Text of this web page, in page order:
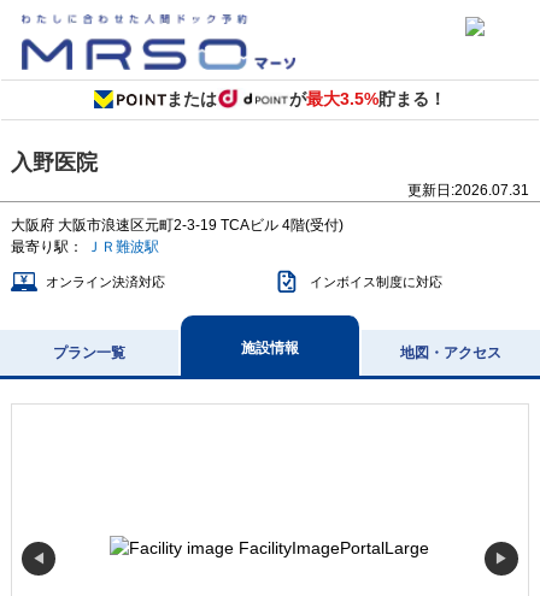
または が最大3.5%貯まる！
入野医院
更新日:2026.07.31
大阪府 大阪市浪速区元町2-3-19 TCAビル 4階(受付)
最寄り駅：
ＪＲ難波駅
オンライン決済対応 インボイス制度に対応
プラン一覧 施設情報 地図・アクセス
◀ ▶